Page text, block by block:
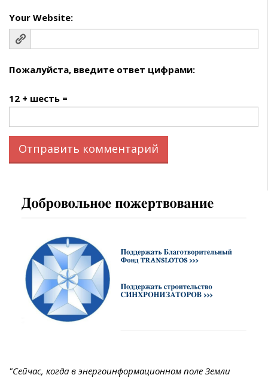
Your Website:
Пожалуйста, введите ответ цифрами:
12 + шесть =
"Сейчас, когда в энергоинформационном поле Земли